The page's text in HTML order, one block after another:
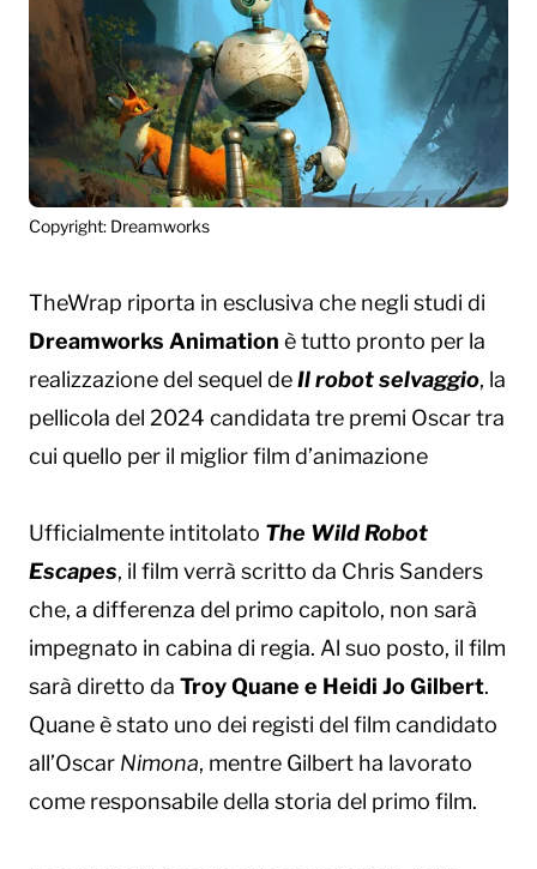
Copyright: Dreamworks
TheWrap riporta in esclusiva che negli studi di
Dreamworks Animation è tutto pronto per la
realizzazione del sequel deIl robot selvaggio, la
pellicola del 2024 candidata tre premi Oscar tra
cui quello per il miglior film d’animazione
Ufficialmente intitolato The Wild Robot
Escapes, il film verrà scritto da Chris Sanders
che, a differenza del primo capitolo, non sarà
impegnato in cabina di regia. Al suo posto, il film
sarà diretto da Troy Quane e Heidi Jo Gilbert.
Quane è stato uno dei registi del film candidato
all’Oscar Nimona, mentre Gilbert ha lavorato
come responsabile della storia del primo film.